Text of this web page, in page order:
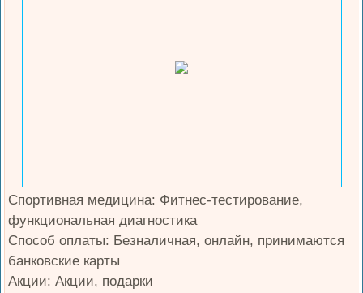
Спортивная медицина: Фитнес-тестирование,
функциональная диагностика
Способ оплаты: Безналичная, онлайн, принимаются
банковские карты
Акции: Акции, подарки